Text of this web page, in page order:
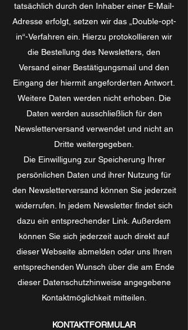
tatsächlich durch den Inhaber einer E-Mail-
Adresse erfolgt, setzen wir das „Double-opt-
in“-Verfahren ein. Hierzu protokollieren wir
die Bestellung des Newsletters, den
Versand einer Bestätigungsmail und den
Eingang der hiermit angeforderten Antwort.
Weitere Daten werden nicht erhoben. Die
Daten werden ausschließlich für den
Newsletterversand verwendet und nicht an
Dritte weitergegeben.
Die Einwilligung zur Speicherung Ihrer
persönlichen Daten und ihrer Nutzung für
den Newsletterversand können Sie jederzeit
widerrufen. In jedem Newsletter findet sich
dazu ein entsprechender Link. Außerdem
können Sie sich jederzeit auch direkt auf
dieser Webseite abmelden oder uns Ihren
entsprechenden Wunsch über die am Ende
dieser Datenschutzhinweise angegebene
Kontaktmöglichkeit mitteilen.
KONTAKTFORMULAR